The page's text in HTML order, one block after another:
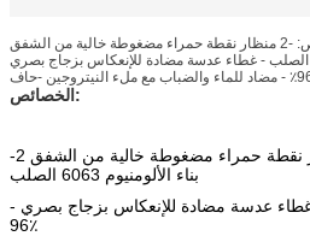
الخصائص: -2 منظار نقطة حمراء مضغوطة خالية من الشفق MOA للتوجيه الدقيق ، بناء
الألومنيوم 6063 الصلب - غطاء عدسة مضادة للإنعكاس بزجاج بصري K9 ، انتقال الضوء
الخصائص:
-2 منظار نقطة حمراء مضغوطة خالية من الشفق MOA للتوجيه الدقيق ،
بناء الألومنيوم 6063 الصلب
- غطاء عدسة مضادة للإنعكاس بزجاج بصري K9 ، انتقال الضوء يصل إلى
96٪